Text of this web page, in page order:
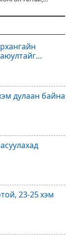
бороо, дуу
усны
нөөлөг
дулаан байна
23-25 хэм